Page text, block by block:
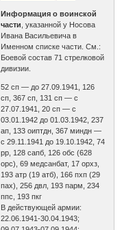
Информация о воинской
части , указанной у Носова
Ивана Васильевича в
Именном списке части. См.:
Боевой состав 71 стрелковой
дивизии.
52 сп — до 27.09.1941, 126
сп, 367 сп, 131 сп — с
27.07.1941, 20 сп — с
03.01.1942 до 01.03.1942, 237
ап, 133 оиптдн, 367 миндн —
с 29.11.1941 до 19.10.1942, 74
рр, 128 сапб, 126 обс (628
орс), 69 медсанбат, 17 орхз,
193 атр (19 атб), 166 пхп (29
пах), 256 двл, 193 парм, 234
ппс, 193 пкг
В действующей армии:
22.06.1941-30.04.1943;